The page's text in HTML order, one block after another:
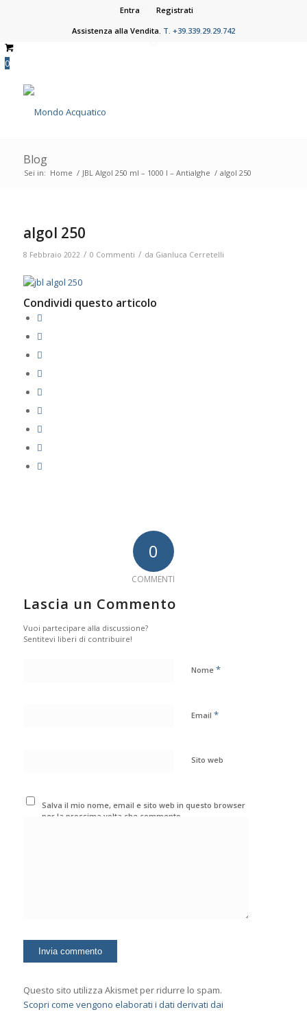
Entra
Registrati
Assistenza alla Vendita. T. +39.339.29.29.742
0
Blog
Sei in: Home / JBL Algol 250 ml – 1000 l – Antialghe / algol 250
algol 250
8 Febbraio 2022 / 0 Commenti / da Gianluca Cerretelli
Condividi questo articolo
0
COMMENTI
Lascia un Commento
Vuoi partecipare alla discussione?
Sentitevi liberi di contribuire!
Nome *
Email *
Sito web
Salva il mio nome, email e sito web in questo browser
per la prossima volta che commento.
Questo sito utilizza Akismet per ridurre lo spam.
Scopri come vengono elaborati i dati derivati dai